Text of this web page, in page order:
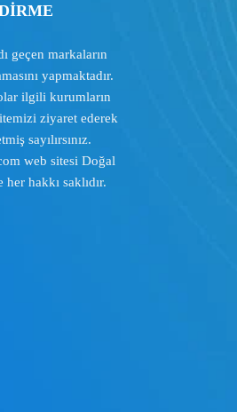
geçen markaların
yapmaktadır.
ilgili kurumların
ziyaret ederek
sayılırsınız.
web sitesi Doğal
hakkı saklıdır.